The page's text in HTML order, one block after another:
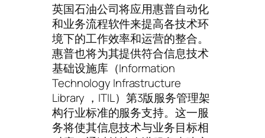
英国石油公司将应用惠普自动化
和业务流程软件来提高各技术环
境下的工作效率和运营的整合。
惠普也将为其提供符合信息技术
基础设施库（Information
Technology Infrastructure
Library ，ITIL）第3版服务管理架
构行业标准的服务支持。这一服
务将使其信息技术与业务目标相